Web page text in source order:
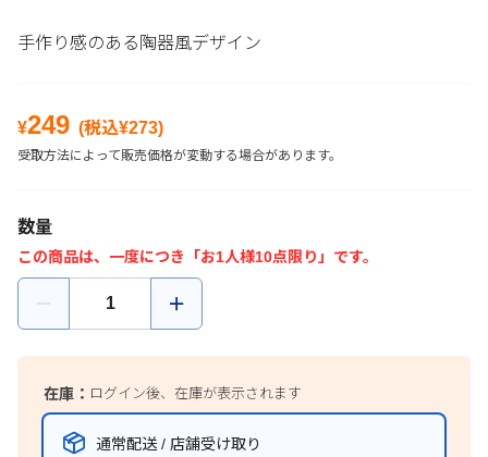
手作り感のある陶器風デザイン
¥249 (税込¥273)
受取方法によって販売価格が変動する場合があります。
数量
この商品は、一度につき「お1人様10点限り」です。
在庫： ログイン後、在庫が表示されます
通常配送 / 店舗受け取り